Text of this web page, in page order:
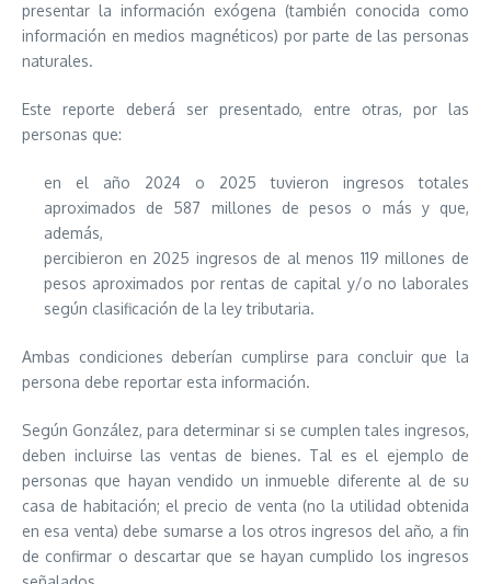
presentar la información exógena (también conocida como
información en medios magnéticos) por parte de las personas
naturales.
Este reporte deberá ser presentado, entre otras, por las
personas que:
en el año 2024 o 2025 tuvieron ingresos totales
aproximados de 587 millones de pesos o más y que,
además,
percibieron en 2025 ingresos de al menos 119 millones de
pesos aproximados por rentas de capital y/o no laborales
según clasificación de la ley tributaria.
Ambas condiciones deberían cumplirse para concluir que la
persona debe reportar esta información.
Según González, para determinar si se cumplen tales ingresos,
deben incluirse las ventas de bienes. Tal es el ejemplo de
personas que hayan vendido un inmueble diferente al de su
casa de habitación; el precio de venta (no la utilidad obtenida
en esa venta) debe sumarse a los otros ingresos del año, a fin
de confirmar o descartar que se hayan cumplido los ingresos